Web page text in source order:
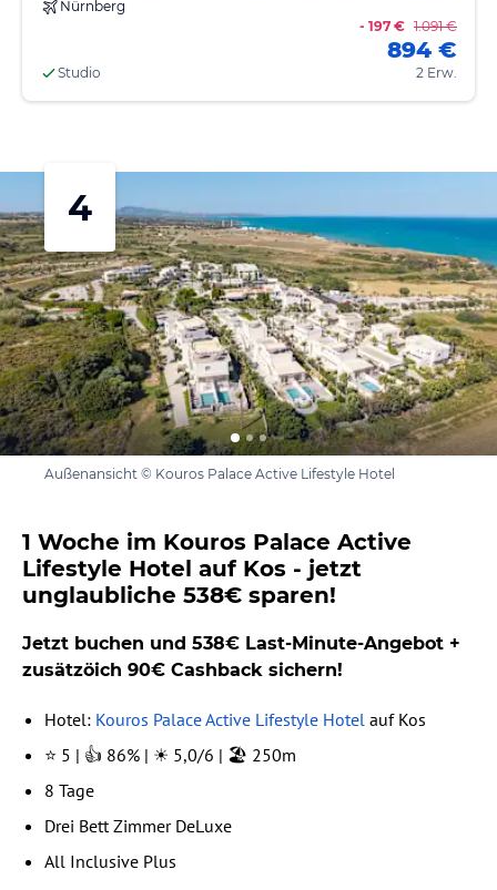
Nürnberg
Studio
- 197 € 1.091 €
894 €
2 Erw.
4
Außenansicht © Kouros Palace Active Lifestyle Hotel
1 Woche im Kouros Palace Active
Lifestyle Hotel auf Kos - jetzt
unglaubliche 538€ sparen!
Jetzt buchen und 538€ Last-Minute-Angebot +
zusätzöich 90€ Cashback sichern!
Hotel: Kouros Palace Active Lifestyle Hotel auf Kos
⭐ 5 | 👍 86% | ☀️ 5,0/6 | 🏖️ 250m
8 Tage
Drei Bett Zimmer DeLuxe
All Inclusive Plus